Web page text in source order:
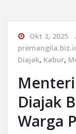
Okt 3, 2025
Diajak, Kabur,
Diajak
Warga